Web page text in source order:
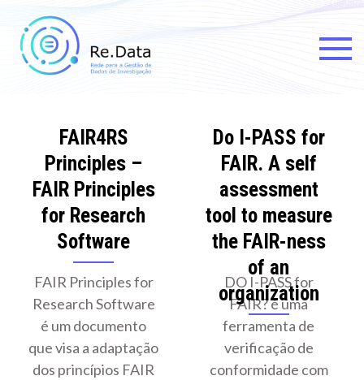
content
Rede para a Gestão de Dados
FAIR4RS
Principles –
FAIR Principles
for Research
Software
FAIR Principles for
Research Software
é um documento
que visa a adaptação
dos princípios FAIR
Do I-PASS for
FAIR. A self
assessment
tool to measure
the FAIR-ness
of an
organization
DO I-PASS for
FAIR? é uma
ferramenta de
verificação de
conformidade com